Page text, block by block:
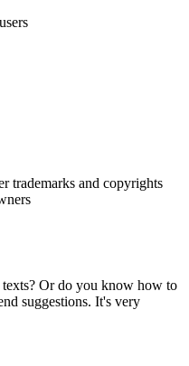
trademarks and copyrights
Or do you know how to
suggestions. It's very